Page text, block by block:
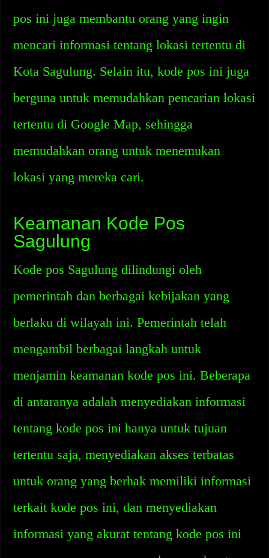
pos ini juga membantu orang yang ingin
mencari informasi tentang lokasi tertentu di
Kota Sagulung. Selain itu, kode pos ini juga
berguna untuk memudahkan pencarian lokasi
tertentu di Google Map, sehingga
memudahkan orang untuk menemukan
lokasi yang mereka cari.
Keamanan Kode Pos
Sagulung
Kode pos Sagulung dilindungi oleh
pemerintah dan berbagai kebijakan yang
berlaku di wilayah ini. Pemerintah telah
mengambil berbagai langkah untuk
menjamin keamanan kode pos ini. Beberapa
di antaranya adalah menyediakan informasi
tentang kode pos ini hanya untuk tujuan
tertentu saja, menyediakan akses terbatas
untuk orang yang berhak memiliki informasi
terkait kode pos ini, dan menyediakan
informasi yang akurat tentang kode pos ini